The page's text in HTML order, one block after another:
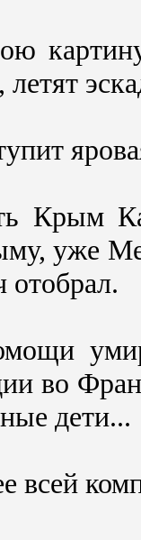
летят
Крым
уже
отобрал.
во
дети...
всей